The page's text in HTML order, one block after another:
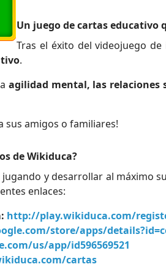
Un juego de cartas educativo
Tras el éxito del videojuego
.
agilidad mental, las relaciones
sus amigos o familiares!
de Wikiduca?
y desarrollar al máximo
enlaces:
http://play.wikiduca.com/
store/apps/
us/app/id596569521
cartas